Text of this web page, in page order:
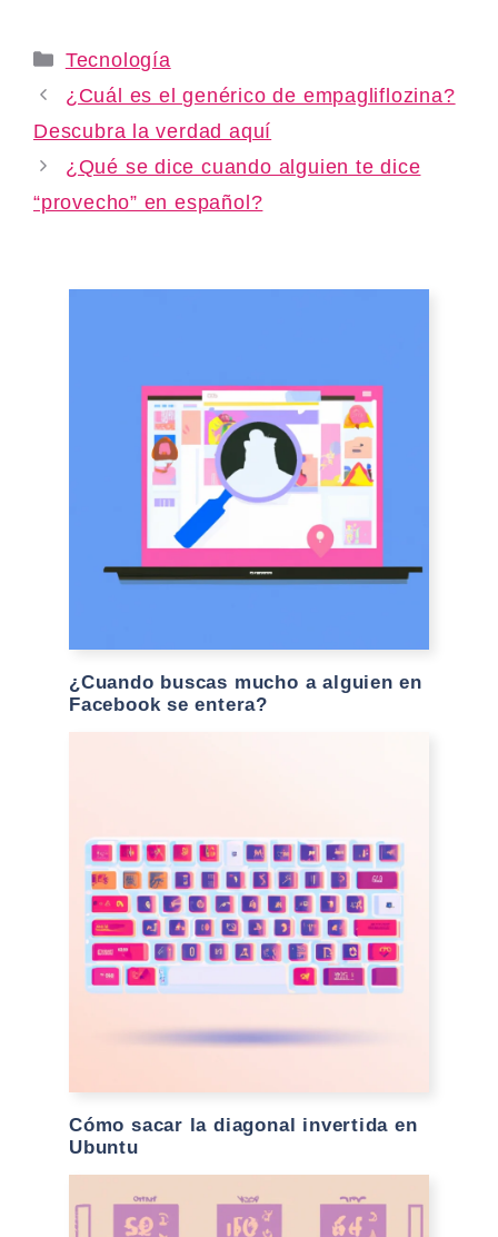
Categories
Tecnología
¿Cuál es el genérico de empagliflozina?
Descubra la verdad aquí
¿Qué se dice cuando alguien te dice
“provecho” en español?
¿Cuando buscas mucho a alguien en
Facebook se entera?
Cómo sacar la diagonal invertida en
Ubuntu